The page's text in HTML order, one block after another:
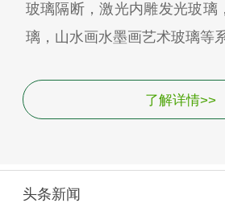
玻璃隔断，激光内雕发光玻璃
璃，山水画水墨画艺术玻璃等系
了解详情>>
头条新闻